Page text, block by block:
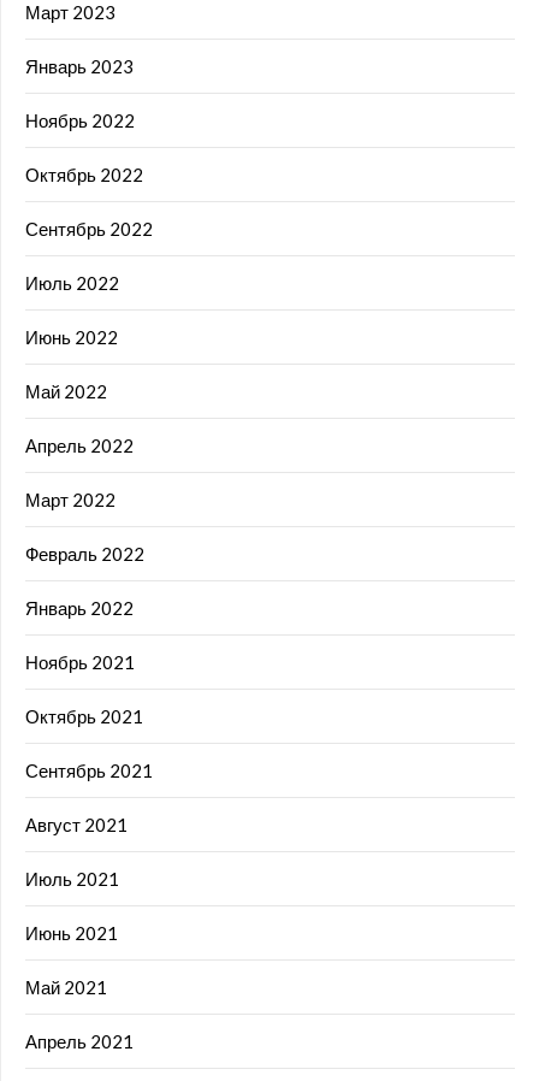
Март 2023
Январь 2023
Ноябрь 2022
Октябрь 2022
Сентябрь 2022
Июль 2022
Июнь 2022
Май 2022
Апрель 2022
Март 2022
Февраль 2022
Январь 2022
Ноябрь 2021
Октябрь 2021
Сентябрь 2021
Август 2021
Июль 2021
Июнь 2021
Май 2021
Апрель 2021